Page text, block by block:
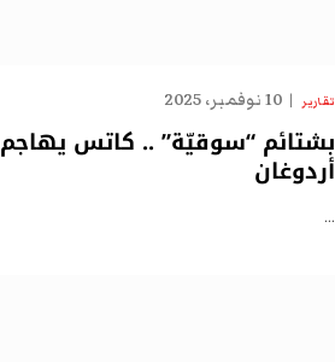
تقارير 10 نوفمبر، 2025
بشتائم “سوقيّة” .. كاتس يهاجم
أردوغان
…